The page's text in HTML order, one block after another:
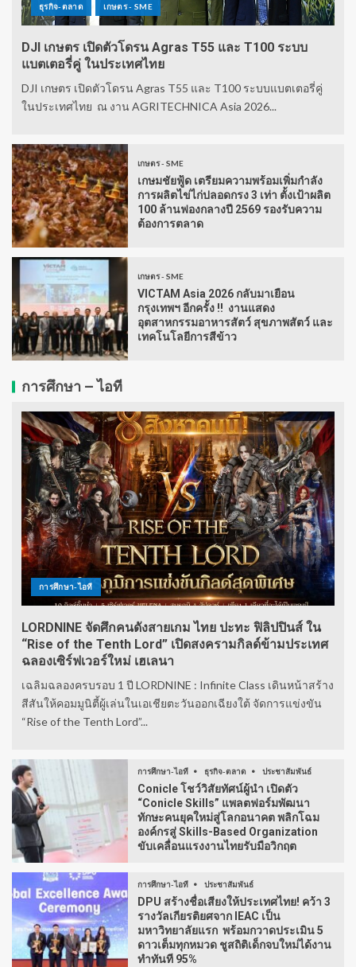
ธุรกิจ-ตลาด เกษตร - SME
DJI เกษตร เปิดตัวโดรน Agras T55 และ T100 ระบบ
แบตเตอรี่คู่ ในประเทศไทย
DJI เกษตร เปิดตัวโดรน Agras T55 และ T100 ระบบแบตเตอรี่คู่
ในประเทศไทย ณ งาน AGRITECHNICA Asia 2026...
เกษตร - SME
เกษมชัยฟู้ด เตรียมความพร้อมเพิ่มกำลัง
การผลิตไข่ไก่ปลอดกรง 3 เท่า ตั้งเป้าผลิต
100 ล้านฟองกลางปี 2569 รองรับความ
ต้องการตลาด
เกษตร - SME
VICTAM Asia 2026 กลับมาเยือน
กรุงเทพฯ อีกครั้ง !! งานแสดง
อุตสาหกรรมอาหารสัตว์ สุขภาพสัตว์ และ
เทคโนโลยีการสีข้าว
การศึกษา – ไอที
การศึกษา-ไอที
LORDNINE จัดศึกคนดังสายเกม ไทย ปะทะ ฟิลิปปินส์ ใน
“Rise of the Tenth Lord” เปิดสงครามกิลด์ข้ามประเทศ
ฉลองเซิร์ฟเวอร์ใหม่ เฮเลนา
เฉลิมฉลองครบรอบ 1 ปี LORDNINE : Infinite Class เดินหน้าสร้าง
สีสันให้คอมมูนิตี้ผู้เล่นในเอเชียตะวันออกเฉียงใต้ จัดการแข่งขัน
“Rise of the Tenth Lord”...
การศึกษา-ไอที ธุรกิจ-ตลาด ประชาสัมพันธ์
Conicle โชว์วิสัยทัศน์ผู้นำ เปิดตัว
“Conicle Skills” แพลตฟอร์มพัฒนา
ทักษะคนยุคใหม่สู่โลกอนาคต พลิกโฉม
องค์กรสู่ Skills-Based Organization
ขับเคลื่อนแรงงานไทยรับมือวิกฤต
การศึกษา-ไอที ประชาสัมพันธ์
DPU สร้างชื่อเสียงให้ประเทศไทย! คว้า 3
รางวัลเกียรติยศจาก IEAC เป็น
มหาวิทยาลัยแรก พร้อมกวาดประเมิน 5
ดาวเต็มทุกหมวด ชูสถิติเด็กจบใหม่ได้งาน
ทำทันที 95%